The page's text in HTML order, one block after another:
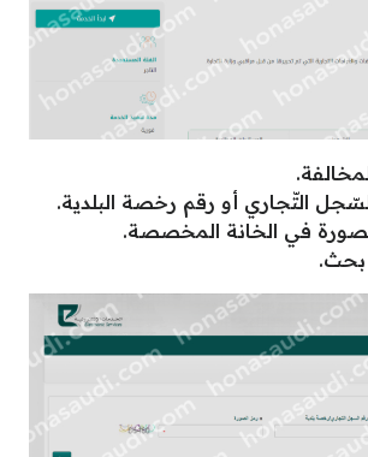
التّجاري أو رقم رخصة البلدية.
في الخانة المخصصة.
بحث.